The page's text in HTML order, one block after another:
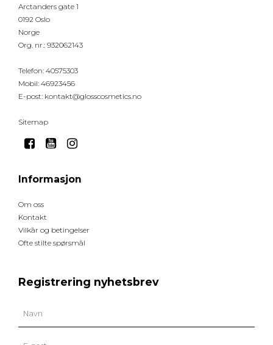
Arctanders gate 1
0192 Oslo
Norge
Org. nr.: 932062143
Telefon: 40575303
Mobil: 46923456
E-post: kontakt@glosscosmetics.no
Sitemap
Informasjon
Om oss
Kontakt
Vilkår og betingelser
Ofte stilte spørsmål
Registrering nyhetsbrev